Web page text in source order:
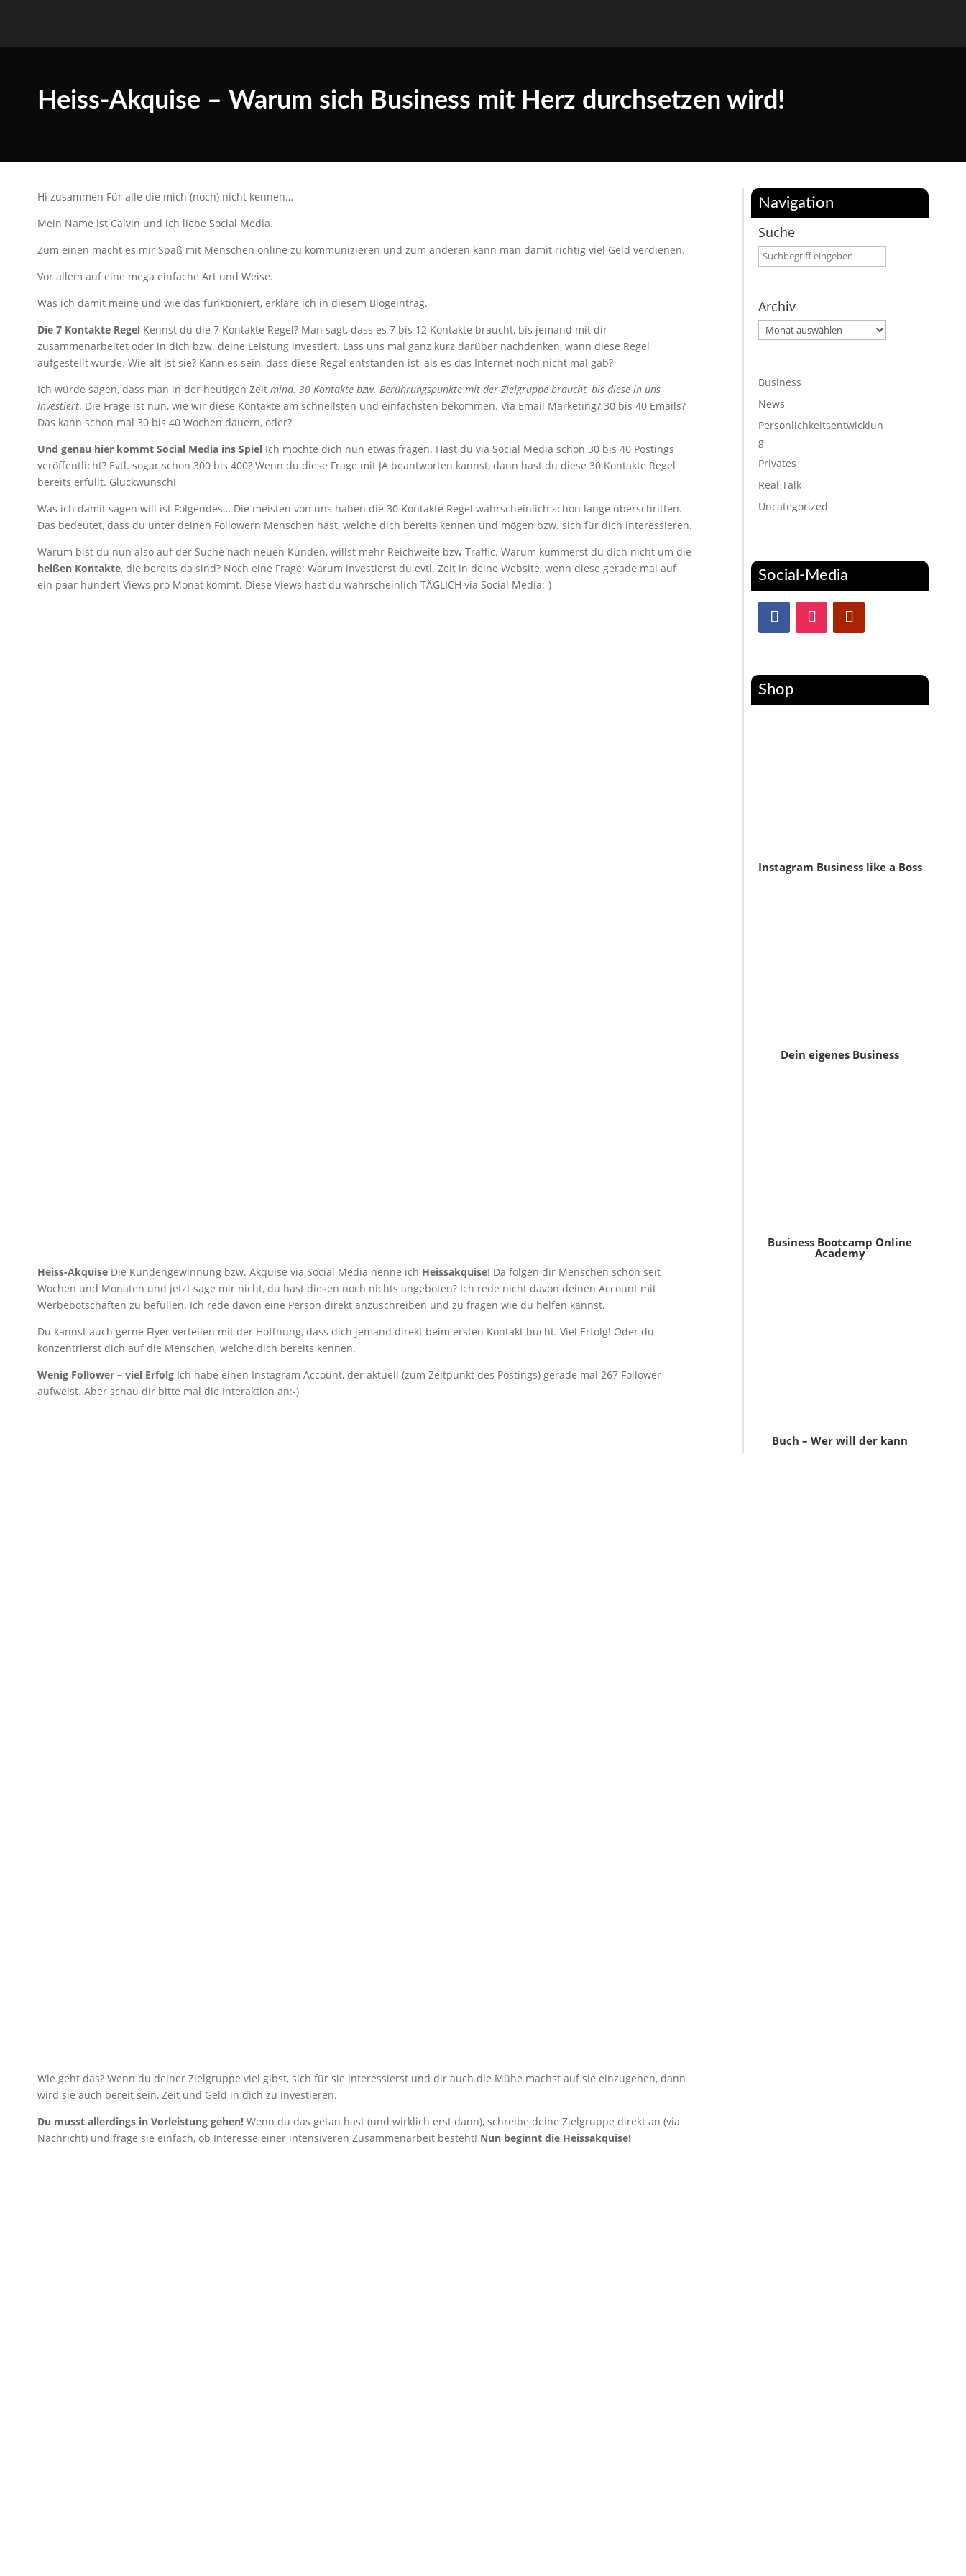
Heiss-Akquise – Warum sich Business mit Herz durchsetzen wird!
Hi zusammen Für alle die mich (noch) nicht kennen…
Mein Name ist Calvin und ich liebe Social Media.
Zum einen macht es mir Spaß mit Menschen online zu kommunizieren und zum anderen kann man damit richtig viel Geld verdienen.
Vor allem auf eine mega einfache Art und Weise.
Was ich damit meine und wie das funktioniert, erkläre ich in diesem Blogeintrag.
Die 7 Kontakte Regel Kennst du die 7 Kontakte Regel? Man sagt, dass es 7 bis 12 Kontakte braucht, bis jemand mit dir
zusammenarbeitet oder in dich bzw. deine Leistung investiert. Lass uns mal ganz kurz darüber nachdenken, wann diese Regel
aufgestellt wurde. Wie alt ist sie? Kann es sein, dass diese Regel entstanden ist, als es das Internet noch nicht mal gab?
Ich würde sagen, dass man in der heutigen Zeit mind. 30 Kontakte bzw. Berührungspunkte mit der Zielgruppe braucht, bis diese in uns
investiert. Die Frage ist nun, wie wir diese Kontakte am schnellsten und einfachsten bekommen. Via Email Marketing? 30 bis 40 Emails?
Das kann schon mal 30 bis 40 Wochen dauern, oder?
Und genau hier kommt Social Media ins Spiel Ich möchte dich nun etwas fragen. Hast du via Social Media schon 30 bis 40 Postings
veröffentlicht? Evtl. sogar schon 300 bis 400? Wenn du diese Frage mit JA beantworten kannst, dann hast du diese 30 Kontakte Regel
bereits erfüllt. Glückwunsch!
Was ich damit sagen will ist Folgendes… Die meisten von uns haben die 30 Kontakte Regel wahrscheinlich schon lange überschritten.
Das bedeutet, dass du unter deinen Followern Menschen hast, welche dich bereits kennen und mögen bzw. sich für dich interessieren.
Warum bist du nun also auf der Suche nach neuen Kunden, willst mehr Reichweite bzw Traffic. Warum kümmerst du dich nicht um die
heißen Kontakte, die bereits da sind? Noch eine Frage: Warum investierst du evtl. Zeit in deine Website, wenn diese gerade mal auf
ein paar hundert Views pro Monat kommt. Diese Views hast du wahrscheinlich TÄGLICH via Social Media:-)
Heiss-Akquise Die Kundengewinnung bzw. Akquise via Social Media nenne ich Heissakquise! Da folgen dir Menschen schon seit
Wochen und Monaten und jetzt sage mir nicht, du hast diesen noch nichts angeboten? Ich rede nicht davon deinen Account mit
Werbebotschaften zu befüllen. Ich rede davon eine Person direkt anzuschreiben und zu fragen wie du helfen kannst.
Du kannst auch gerne Flyer verteilen mit der Hoffnung, dass dich jemand direkt beim ersten Kontakt bucht. Viel Erfolg! Oder du
konzentrierst dich auf die Menschen, welche dich bereits kennen.
Wenig Follower – viel Erfolg Ich habe einen Instagram Account, der aktuell (zum Zeitpunkt des Postings) gerade mal 267 Follower
aufweist. Aber schau dir bitte mal die Interaktion an:-)
Wie geht das? Wenn du deiner Zielgruppe viel gibst, sich für sie interessierst und dir auch die Mühe machst auf sie einzugehen, dann
wird sie auch bereit sein, Zeit und Geld in dich zu investieren.
Du musst allerdings in Vorleistung gehen! Wenn du das getan hast (und wirklich erst dann), schreibe deine Zielgruppe direkt an (via
Nachricht) und frage sie einfach, ob Interesse einer intensiveren Zusammenarbeit besteht! Nun beginnt die Heissakquise!
Navigation
Suche
Archiv
Archiv
Business
News
Persönlichkeitsentwicklun
g
Privates
Real Talk
Uncategorized
Social-Media
Shop
Instagram Business like a Boss
Dein eigenes Business
Business Bootcamp Online
Academy
Buch – Wer will der kann